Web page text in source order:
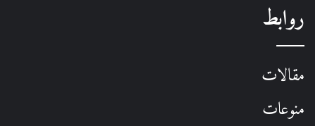
روابط
مقالات
منوعات